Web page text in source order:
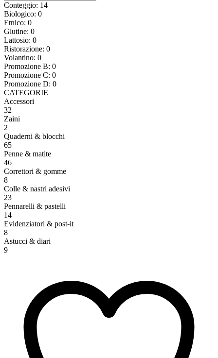
Conteggio: 14
Biologico: 0
Etnico: 0
Glutine: 0
Lattosio: 0
Ristorazione: 0
Volantino: 0
Promozione B: 0
Promozione C: 0
Promozione D: 0
CATEGORIE
Accessori
32
Zaini
2
Quaderni & blocchi
65
Penne & matite
46
Correttori & gomme
8
Colle & nastri adesivi
23
Pennarelli & pastelli
14
Evidenziatori & post-it
8
Astucci & diari
9